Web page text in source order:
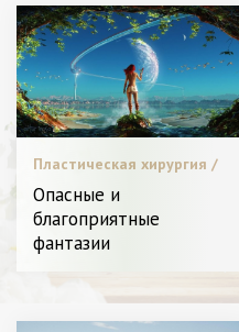
Пластическая хирургия /
Звездный стиль. / С чем
носить. / Мода. / Диета и
питание. / Я Женщина -
Опасные и
благоприятные
фантазии